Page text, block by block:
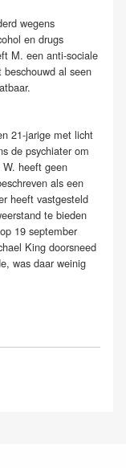
wegens
en drugs
M. een anti-sociale
al seen
21-jarige met licht
de psychiater om
heeft geen
als een
heeft vastgesteld
te bieden
19 september
King doorsneed
was daar weinig